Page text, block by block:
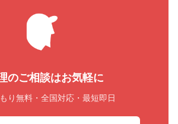
のご相談はお気軽に
り無料・全国対応・最短即日